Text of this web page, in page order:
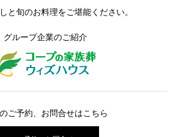
と旬のお料理をご堪能ください。
グループ企業のご紹介
ご予約、お問合せはこちら